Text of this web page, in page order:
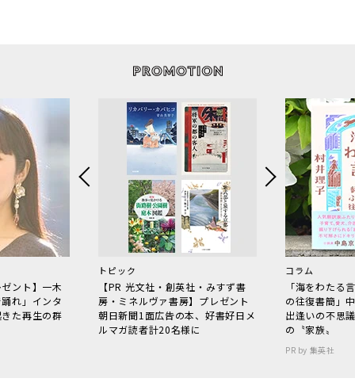
ント】一木
れ」インタ
た再生の群
トピック
【PR 光文社・創英社・みすず書
房・ミネルヴァ書房】プレゼント
朝日新聞1面広告の本、好書好日メ
ルマガ読者計20名様に
コラム
「海をわた
の往復書簡」
出逢いの不思
の〝家族〟
PR by 集英社